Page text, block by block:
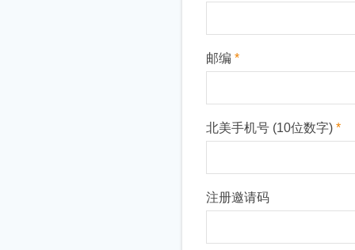
邮编 *
北美手机号 (10位数字) *
注册邀请码